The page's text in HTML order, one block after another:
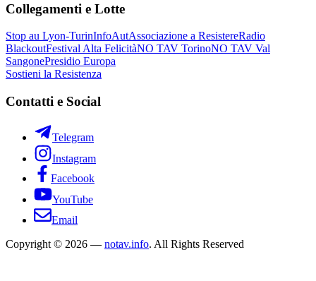
Collegamenti e Lotte
Stop au Lyon-TurinInfoAutAssociazione a ResistereRadio
BlackoutFestival Alta FelicitàNO TAV TorinoNO TAV Val
SangonePresidio Europa
Sostieni la Resistenza
Contatti e Social
Telegram
Instagram
Facebook
YouTube
Email
Copyright © 2026 — notav.info. All Rights Reserved